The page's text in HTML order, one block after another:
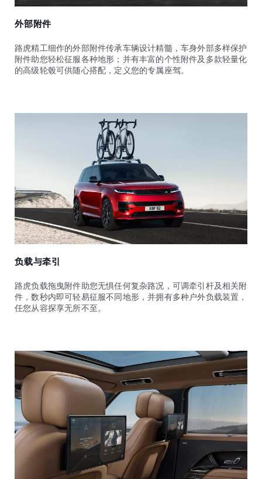
外部附件
路虎精工细作的外部附件传承车辆设计精髓，车身外部多样保护
附件助您轻松征服各种地形；并有丰富的个性附件及多款轻量化
的高级轮毂可供随心搭配，定义您的专属座驾。
负载与牵引
路虎负载拖曳附件助您无惧任何复杂路况，可调牵引杆及相关附
件，数秒内即可轻易征服不同地形，并拥有多种户外负载装置，
任您从容探享无所不至。